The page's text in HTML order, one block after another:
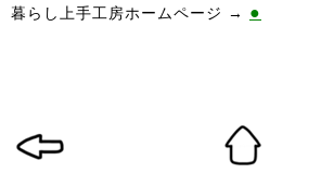
暮らし上手工房ホームページ → ●